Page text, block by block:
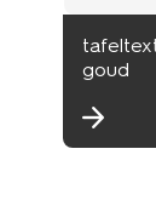
goud